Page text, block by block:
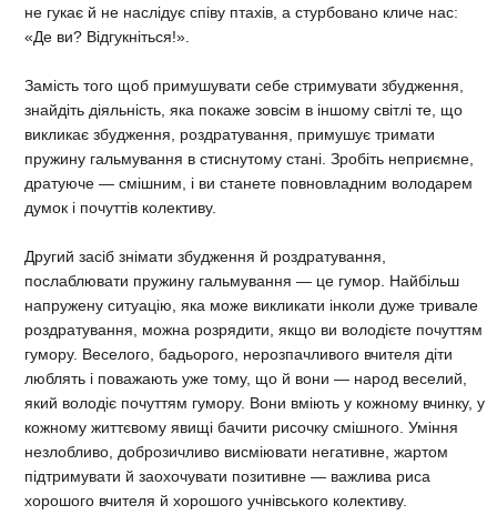
не гукає й не наслідує співу птахів, а стурбовано кличе нас:
«Де ви? Відгукніться!».
Замість того щоб примушувати себе стримувати збудження,
знайдіть діяльність, яка покаже зовсім в іншому світлі те, що
викликає збудження, роздратування, примушує тримати
пружину гальмування в стиснутому стані. Зробіть неприємне,
дратуюче — смішним, і ви станете повновладним володарем
думок і почуттів колективу.
Другий засіб знімати збудження й роздратування,
послаблювати пружину гальмування — це гумор. Найбільш
напружену ситуацію, яка може викликати інколи дуже тривале
роздратування, можна розрядити, якщо ви володієте почуттям
гумору. Веселого, бадьорого, нерозпачливого вчителя діти
люблять і поважають уже тому, що й вони — народ веселий,
який володіє почуттям гумору. Вони вміють у кожному вчинку, у
кожному життєвому явищі бачити рисочку смішного. Уміння
незлобливо, доброзичливо висміювати негативне, жартом
підтримувати й заохочувати позитивне — важлива риса
хорошого вчителя й хорошого учнівського колективу.